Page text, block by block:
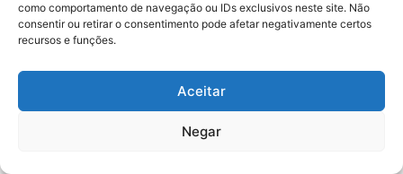
como comportamento de navegação ou IDs exclusivos neste site. Não
consentir ou retirar o consentimento pode afetar negativamente certos
recursos e funções.
Aceitar
Negar
Agenda: 10ª Mostra Pedagógica
da Casa Durval Paiva acontecerá
nesta quarta-feira (29)